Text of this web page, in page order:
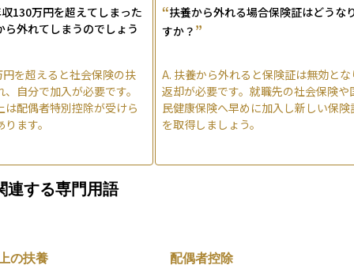
130万円を超えてしまった
ら外れてしまうのでしょう
を超えると社会保険の扶
自分で加入が必要です。
は配偶者特別控除が受けら
ます。
“扶養から外れる場合保険証はどうな
すか？ ”
A. 扶養から外れると保険証は無効とな
返却が必要です。就職先の社会保険や
民健康保険へ早めに加入し新しい保険
を取得しましょう。
連する専門用語
の扶養 配偶者控除